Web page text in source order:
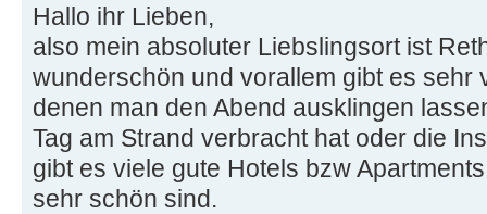
Hallo ihr Lieben,
also mein absoluter Liebslingsort ist
wunderschön und vorallem gibt es sehr
denen man den Abend ausklingen
Tag am Strand verbracht hat oder die
gibt es viele gute Hotels bzw
sehr schön sind.